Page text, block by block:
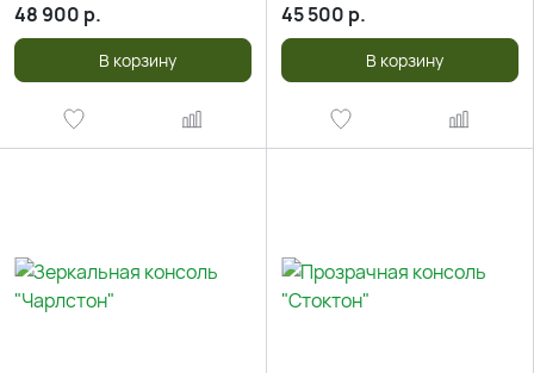
48 900 р.
В корзину
45 500 р.
В корзину